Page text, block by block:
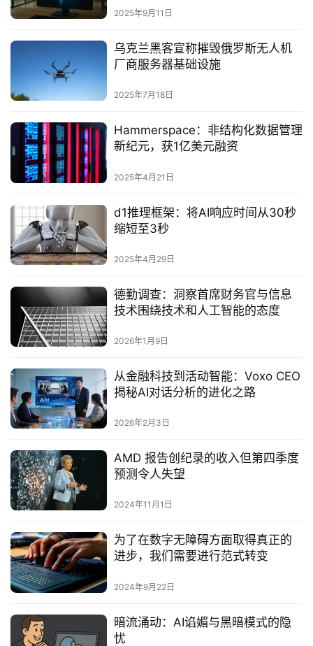
2025年9月11日
乌克兰黑客宣称摧毁俄罗斯无人机
厂商服务器基础设施‌
2025年7月18日
Hammerspace：非结构化数据管理
新纪元，获1亿美元融资‌
2025年4月21日
d1推理框架：将AI响应时间从30秒
缩短至3秒‌
2025年4月29日
德勤调查：洞察首席财务官与信息
技术围绕技术和人工智能的态度
2026年1月9日
从金融科技到活动智能：Voxo CEO
揭秘AI对话分析的进化之路
2026年2月3日
AMD 报告创纪录的收入但第四季度
预测令人失望
2024年11月1日
为了在数字无障碍方面取得真正的
进步，我们需要进行范式转变
2024年9月22日
暗流涌动：AI谄媚与黑暗模式的隐
忧